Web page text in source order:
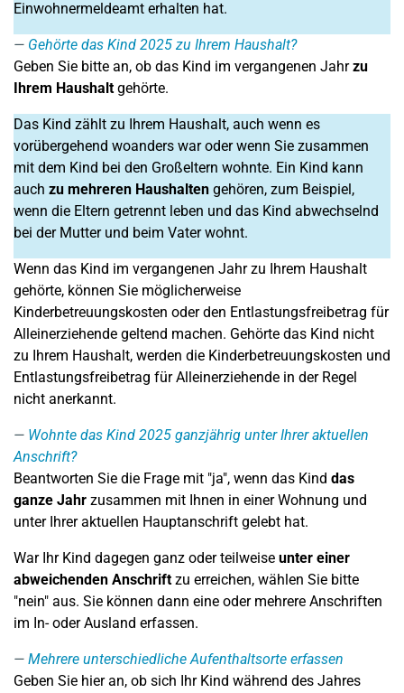
Einwohnermeldeamt erhalten hat.
Gehörte das Kind 2025 zu Ihrem Haushalt?
Geben Sie bitte an, ob das Kind im vergangenen Jahrzu
Ihrem Haushaltgehörte.
Das Kind zählt zu Ihrem Haushalt, auch wenn es
vorübergehend woanders war oder wenn Sie zusammen
mit dem Kind bei den Großeltern wohnte. Ein Kind kann
auch zu mehreren Haushalten gehören, zum Beispiel,
wenn die Eltern getrennt leben und das Kind abwechselnd
bei der Mutter und beim Vater wohnt.
Wenn das Kind im vergangenen Jahr zu Ihrem Haushalt
gehörte, können Sie möglicherweise
Kinderbetreuungskosten oder den Entlastungsfreibetrag für
Alleinerziehende geltend machen. Gehörte das Kind nicht
zu Ihrem Haushalt, werden die Kinderbetreuungskosten und
Entlastungsfreibetrag für Alleinerziehende in der Regel
nicht anerkannt.
Wohnte das Kind 2025 ganzjährig unter Ihrer aktuellen
Anschrift?
Beantworten Sie die Frage mit "ja", wenn das Kind das
ganze Jahr zusammen mit Ihnen in einer Wohnung und
unter Ihrer aktuellen Hauptanschrift gelebt hat.
War Ihr Kind dagegen ganz oder teilweise unter einer
abweichenden Anschriftzu erreichen, wählen Sie bitte
"nein" aus. Sie können dann eine oder mehrere Anschriften
im In- oder Ausland erfassen.
Mehrere unterschiedliche Aufenthaltsorte erfassen
Geben Sie hier an, ob sich Ihr Kind während des Jahres